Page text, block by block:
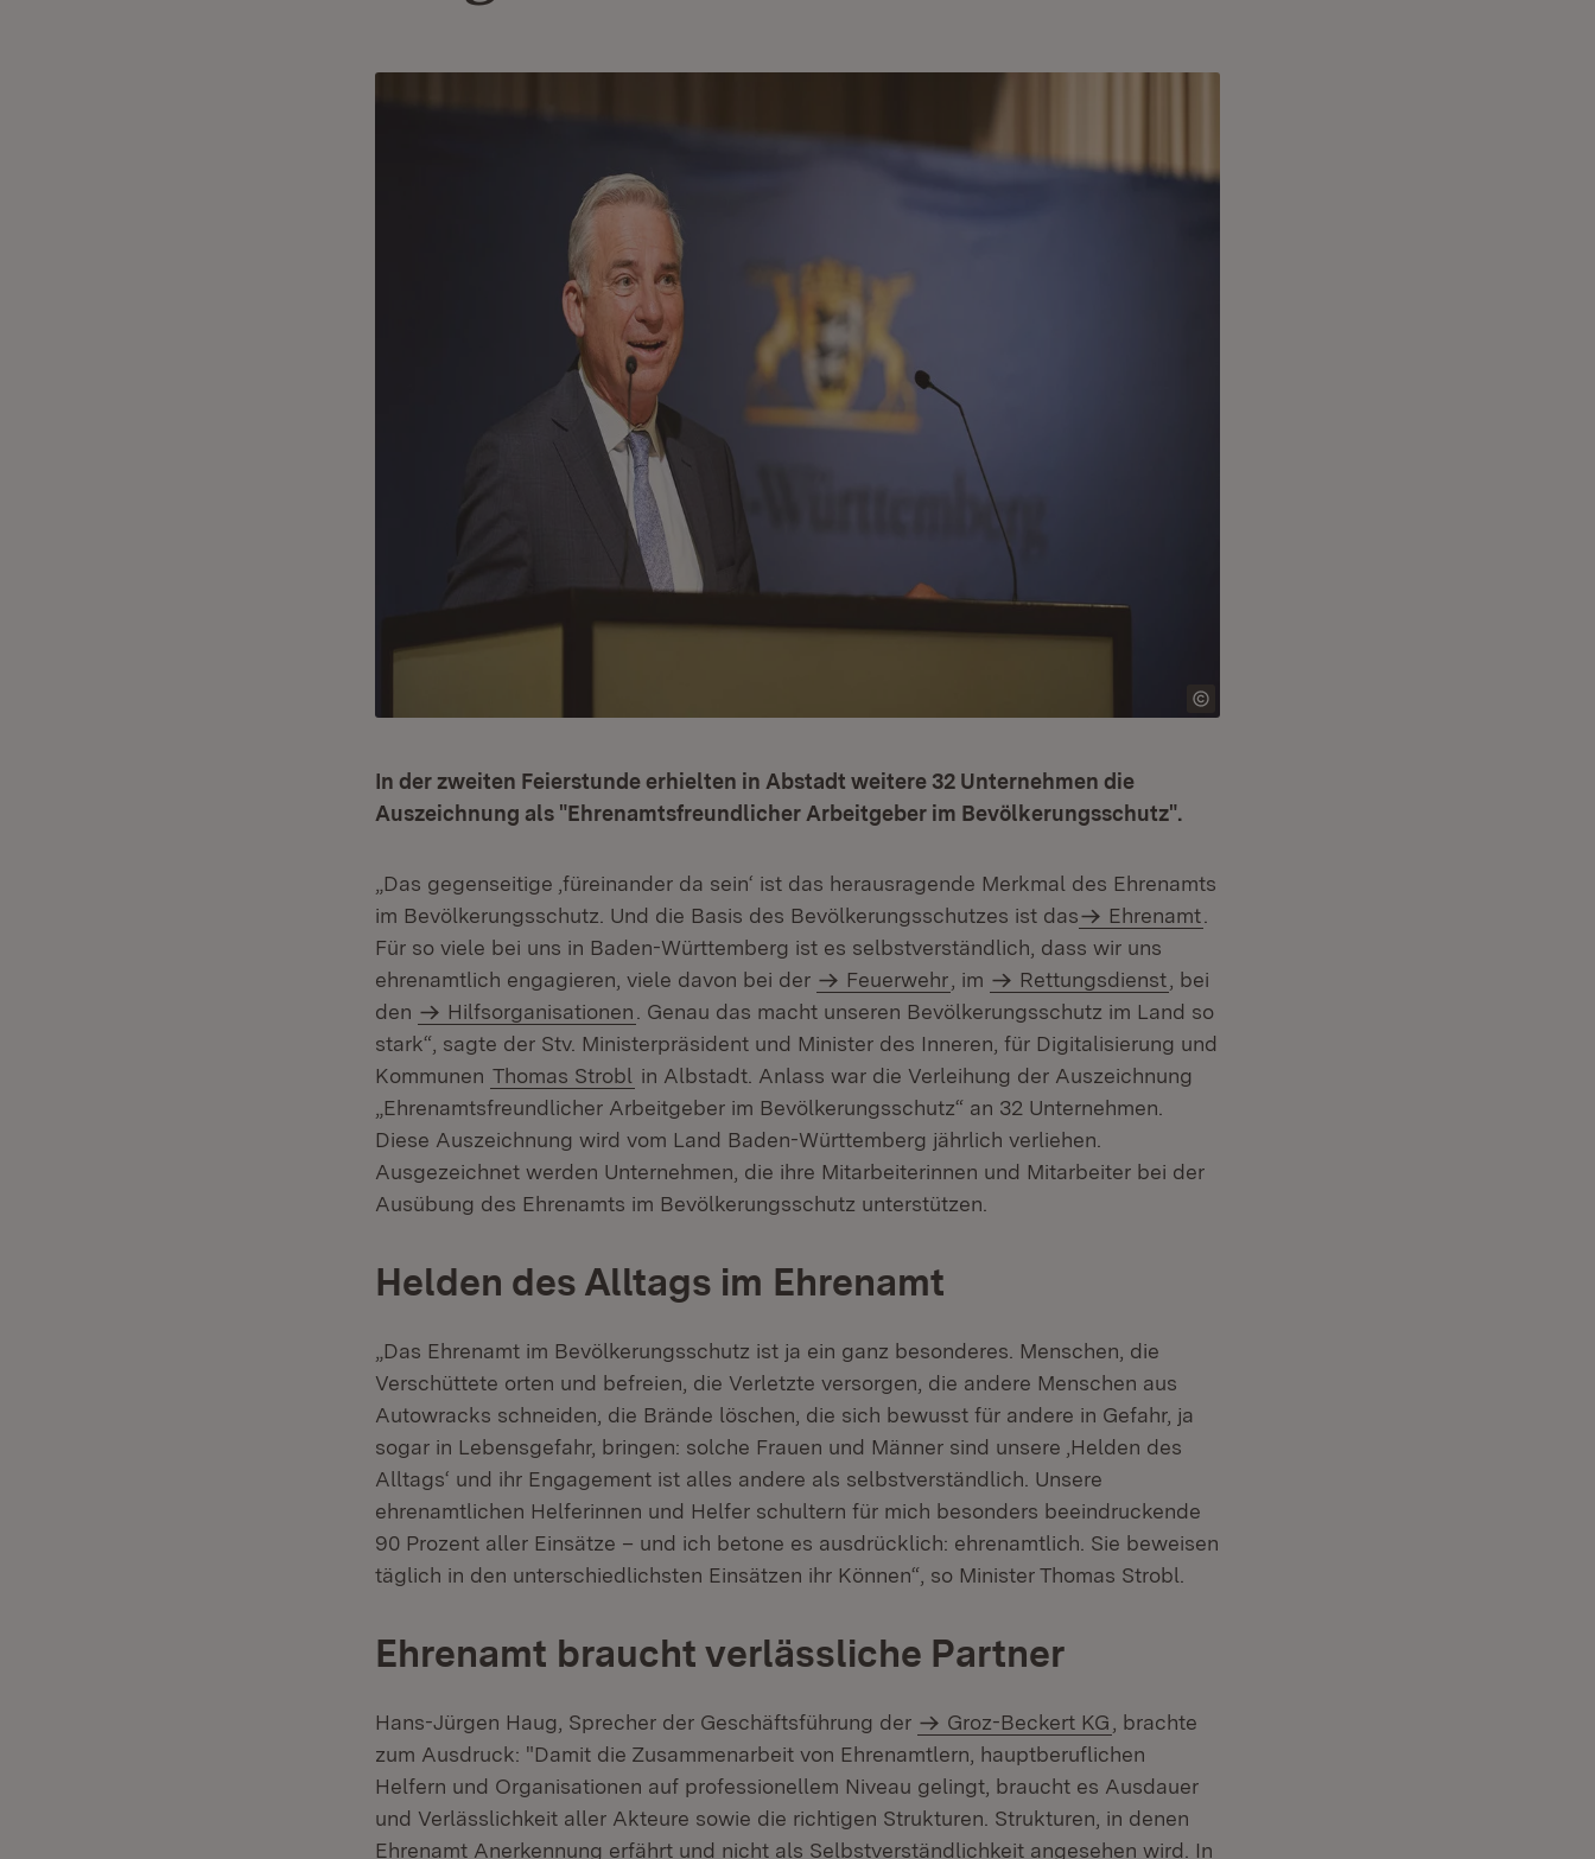
In der zweiten Feierstunde erhielten in Abstadt weitere 32 Unternehmen die
Auszeichnung als "Ehrenamtsfreundlicher Arbeitgeber im Bevölkerungsschutz".
„Das gegenseitige ‚füreinander da sein‘ ist das herausragende Merkmal des Ehrenamts
im Bevölkerungsschutz. Und die Basis des Bevölkerungsschutzes ist das
Ehrenamt
Für so viele bei uns in Baden-Württemberg ist es selbstverständlich, dass wir uns
ehrenamtlich engagieren, viele davon bei der
Feuerwehr , im Rettungsdienst , bei
den
Hilfsorganisationen
. Genau das macht unseren Bevölkerungsschutz im Land so
stark“, sagte der Stv. Ministerpräsident und Minister des Inneren, für Digitalisierung und
Kommunen Thomas Strobl in Albstadt. Anlass war die Verleihung der Auszeichnung
„Ehrenamtsfreundlicher Arbeitgeber im Bevölkerungsschutz“ an 32 Unternehmen.
Diese Auszeichnung wird vom Land Baden-Württemberg jährlich verliehen.
Ausgezeichnet werden Unternehmen, die ihre Mitarbeiterinnen und Mitarbeiter bei der
Ausübung des Ehrenamts im Bevölkerungsschutz unterstützen.
Helden des Alltags im Ehrenamt
„Das Ehrenamt im Bevölkerungsschutz ist ja ein ganz besonderes. Menschen, die
Verschüttete orten und befreien, die Verletzte versorgen, die andere Menschen aus
Autowracks schneiden, die Brände löschen, die sich bewusst für andere in Gefahr, ja
sogar in Lebensgefahr, bringen: solche Frauen und Männer sind unsere ‚Helden des
Alltags‘ und ihr Engagement ist alles andere als selbstverständlich. Unsere
ehrenamtlichen Helferinnen und Helfer schultern für mich besonders beeindruckende
90 Prozent aller Einsätze – und ich betone es ausdrücklich: ehrenamtlich. Sie beweisen
täglich in den unterschiedlichsten Einsätzen ihr Können“, so Minister Thomas Strobl.
Ehrenamt braucht verlässliche Partner
Hans-Jürgen Haug, Sprecher der Geschäftsführung der Groz-Beckert KG
, brachte
zum Ausdruck: "Damit die Zusammenarbeit von Ehrenamtlern, hauptberuflichen
Helfern und Organisationen auf professionellem Niveau gelingt, braucht es Ausdauer
und Verlässlichkeit aller Akteure sowie die richtigen Strukturen. Strukturen, in denen
Ehrenamt Anerkennung erfährt und nicht als Selbstverständlichkeit angesehen wird. In